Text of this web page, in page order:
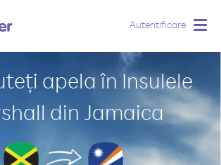
Autentificare
apela în Insulele
din Jamaica